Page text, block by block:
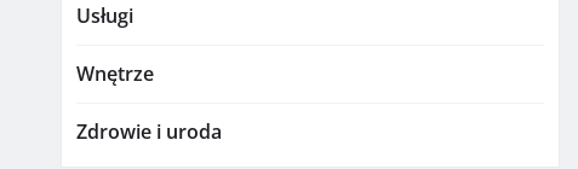
Usługi
Wnętrze
Zdrowie i uroda